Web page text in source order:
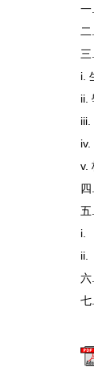
一
三
i.
ii.
iii.
v.
五
i.
ii.
六
七